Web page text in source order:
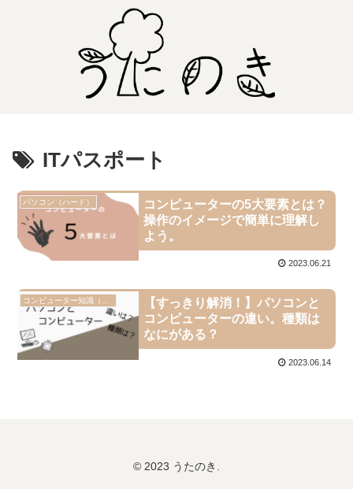
ITパスポート
パソコン（ハード）
コンピューターの5大要素とは？
操作のイメージで簡単に理解し
よう。
2023.06.21
コンピューター知識（ハード）
【すっきり解消！】パソコンと
コンピューターの違い。種類は
なにがある？
2023.06.14
© 2023 うたのき.